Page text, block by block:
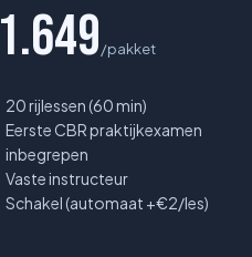
1.649/pakket
20 rijlessen (60 min)
Eerste CBR praktijkexamen
inbegrepen
Vaste instructeur
Schakel (automaat +€2/les)